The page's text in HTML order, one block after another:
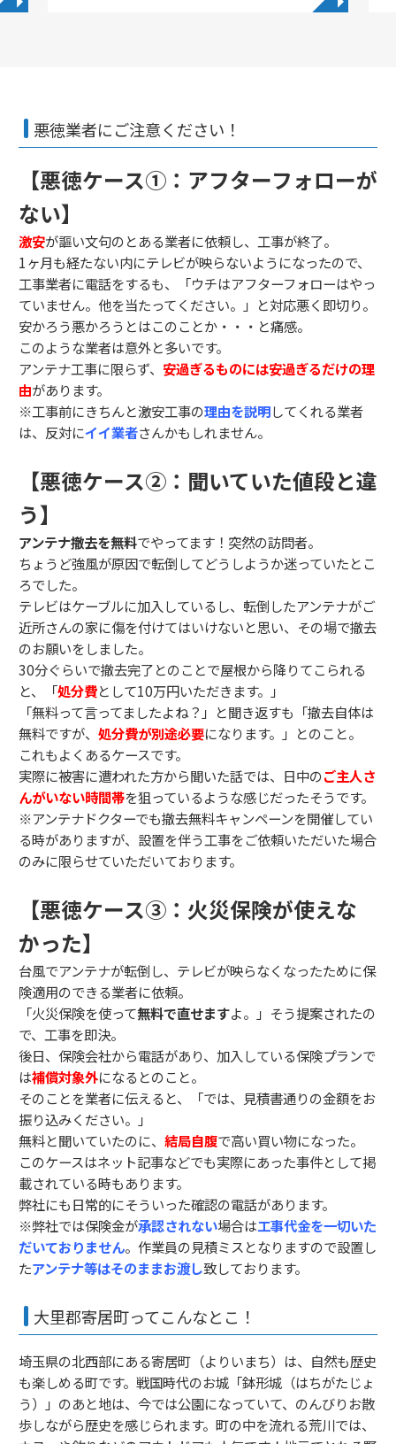
悪徳業者にご注意ください！
【悪徳ケース①：アフターフォローが
ない】
激安が謳い文句のとある業者に依頼し、工事が終了。
1ヶ月も経たない内にテレビが映らないようになったので、
工事業者に電話をするも、「ウチはアフターフォローはやっ
ていません。他を当たってください。」と対応悪く即切り。
安かろう悪かろうとはこのことか・・・と痛感。
このような業者は意外と多いです。
アンテナ工事に限らず、 安過ぎるものには安過ぎるだけの理
由があります。
※工事前にきちんと激安工事の理由を説明してくれる業者
は、反対にイイ業者さんかもしれません。
【悪徳ケース②：聞いていた値段と違
う】
アンテナ撤去を無料でやってます！突然の訪問者。
ちょうど強風が原因で転倒してどうしようか迷っていたとこ
ろでした。
テレビはケーブルに加入しているし、転倒したアンテナがご
近所さんの家に傷を付けてはいけないと思い、その場で撤去
のお願いをしました。
30分ぐらいで撤去完了とのことで屋根から降りてこられる
と、「処分費として10万円いただきます。」
「無料って言ってましたよね？」と聞き返すも「撤去自体は
無料ですが、 処分費が別途必要になります。」とのこと。
これもよくあるケースです。
実際に被害に遭われた方から聞いた話では、日中のご主人さ
んがいない時間帯を狙っているような感じだったそうです。
※アンテナドクターでも撤去無料キャンペーンを開催してい
る時がありますが、設置を伴う工事をご依頼いただいた場合
のみに限らせていただいております。
【悪徳ケース③：火災保険が使えな
かった】
台風でアンテナが転倒し、テレビが映らなくなったために保
険適用のできる業者に依頼。
「火災保険を使って無料で直せますよ。」そう提案されたの
で、工事を即決。
後日、保険会社から電話があり、加入している保険プランで
は補償対象外になるとのこと。
そのことを業者に伝えると、「では、見積書通りの金額をお
振り込みください。」
無料と聞いていたのに、 結局自腹で高い買い物になった。
このケースはネット記事などでも実際にあった事件として掲
載されている時もあります。
弊社にも日常的にそういった確認の電話があります。
※弊社では保険金が承認されない場合は工事代金を一切いた
だいておりません。作業員の見積ミスとなりますので設置し
たアンテナ等はそのままお渡し致しております。
大里郡寄居町ってこんなとこ！
埼玉県の北西部にある寄居町（よりいまち）は、自然も歴史
も楽しめる町です。戦国時代のお城「鉢形城（はちがたじょ
う）」のあと地は、今では公園になっていて、のんびりお散
歩しながら歴史を感じられます。町の中を流れる荒川では、